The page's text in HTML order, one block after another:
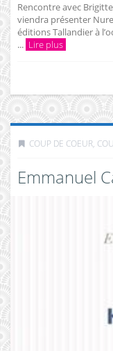
Rencontre avec
viendra présenter
éditions Tallandier à
... Lire plus
COUP DE COEUR,
Emmanuel